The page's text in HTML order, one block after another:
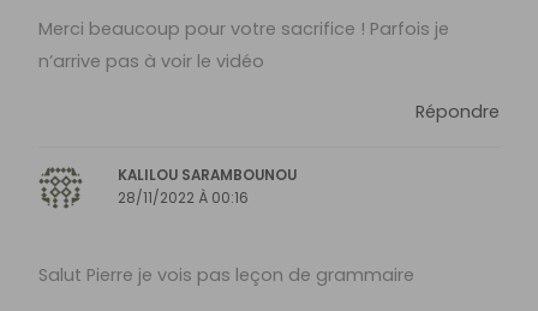
Merci beaucoup pour votre sacrifice ! Parfois je
n’arrive pas à voir le vidéo
Répondre
KALILOU SARAMBOUNOU
28/11/2022 À 00:16
Salut Pierre je vois pas leçon de grammaire